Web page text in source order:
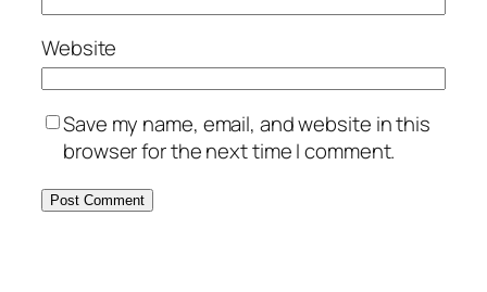
Website
Save my name, email, and website in this
browser for the next time I comment.